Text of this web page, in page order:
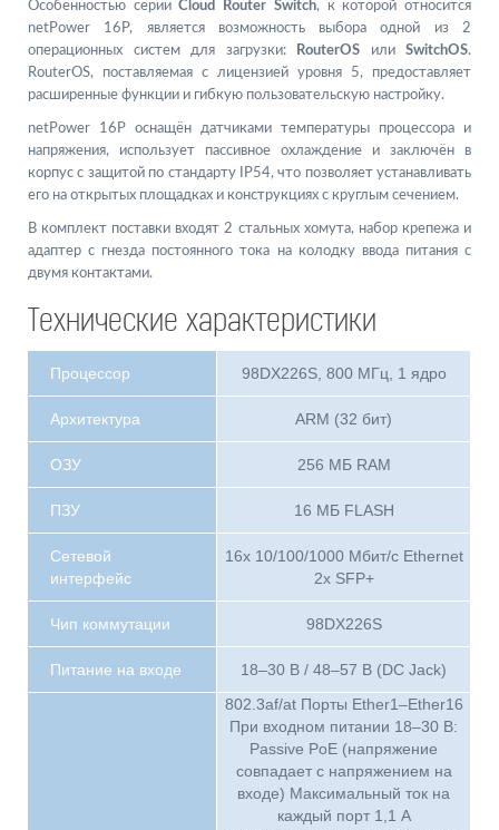
Особенностью серииCloud Router Switch, к которой относится
netPower 16P, является возможность выбора одной из 2
операционных систем для загрузки:
RouterOS или SwitchOS.
RouterOS, поставляемая с лицензией уровня 5, предоставляет
расширенные функции и гибкую пользовательскую настройку.
netPower 16P оснащён датчиками температуры процессора и
напряжения, использует пассивное охлаждение и заключён в
корпус с защитой по стандарту IP54, что позволяет устанавливать
его на открытых площадках и конструкциях с круглым сечением.
В комплект поставки входят 2 стальных хомута, набор крепежа и
адаптер с гнезда постоянного тока на колодку ввода питания с
двумя контактами.
Технические характеристики
Процессор 98DX226S, 800 МГц, 1 ядро
Архитектура ARM (32 бит)
ОЗУ 256 МБ RAM
ПЗУ 16 МБ FLASH
Сетевой
интерфейс
16х 10/100/1000 Мбит/с Ethernet
2х SFP+
Чип коммутации 98DX226S
Питание на входе 18–30 В / 48–57 В (DC Jack)
802.3af/at Порты Ether1–Ether16
При входном питании 18–30 В:
Passive PoE (напряжение
совпадает с напряжением на
входе) Максимальный ток на
каждый порт 1,1 А